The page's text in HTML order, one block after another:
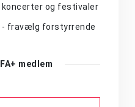
og festivaler
- fravælg forstyrrende
medlem